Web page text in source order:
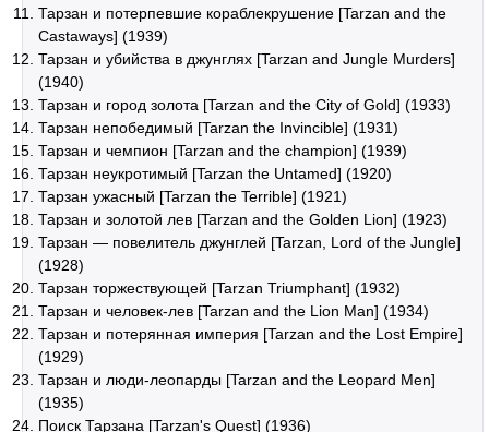
Тарзан и потерпевшие кораблекрушение [Tarzan and the
Castaways] (1939)
Тарзан и убийства в джунглях [Tarzan and Jungle Murders]
(1940)
Тарзан и город золота [Tarzan and the City of Gold] (1933)
Тарзан непобедимый [Tarzan the Invincible] (1931)
Тарзан и чемпион [Tarzan and the champion] (1939)
Тарзан неукротимый [Tarzan the Untamed] (1920)
Тарзан ужасный [Tarzan the Terrible] (1921)
Тарзан и золотой лев [Tarzan and the Golden Lion] (1923)
Тарзан — повелитель джунглей [Tarzan, Lord of the Jungle]
(1928)
Тарзан торжествующей [Tarzan Triumphant] (1932)
Тарзан и человек-лев [Tarzan and the Lion Man] (1934)
Тарзан и потерянная империя [Tarzan and the Lost Empire]
(1929)
Тарзан и люди-леопарды [Tarzan and the Leopard Men]
(1935)
Поиск Тарзана [Tarzan's Quest] (1936)